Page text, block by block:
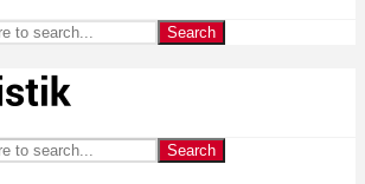
Search
Search